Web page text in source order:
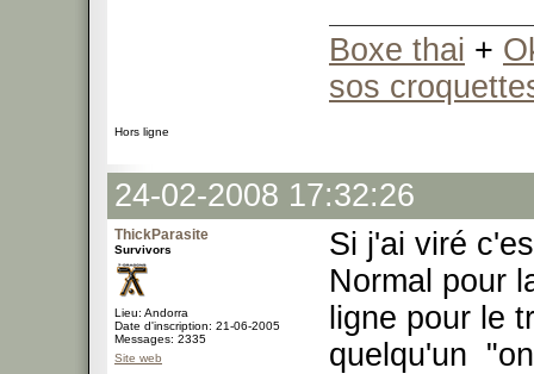
Boxe thai +
sos
Hors ligne
24-02-2008 17:32:26
ThickParasite
Survivors
Lieu: Andorra
Date d'inscription: 21-06-2005
Messages: 2335
Site web
Si j'ai viré
Normal pour
ligne pour le
quelqu'un